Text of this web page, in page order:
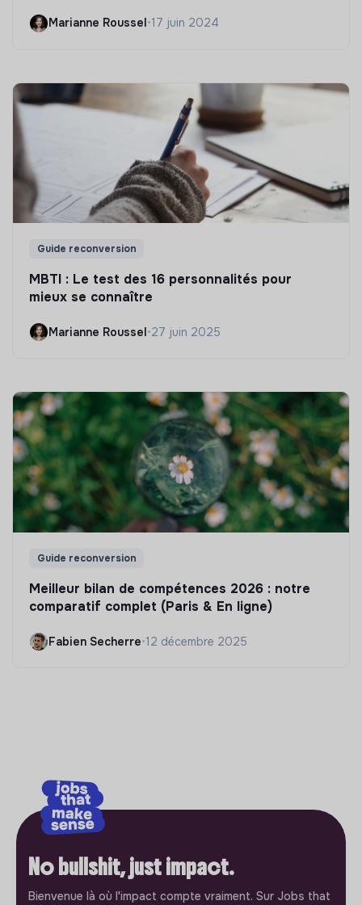
Marianne Roussel •17 juin 2024
Guide reconversion
MBTI : Le test des 16 personnalités pour
mieux se connaître
Marianne Roussel•27 juin 2025
Guide reconversion
Meilleur bilan de compétences 2026 : notre
comparatif complet (Paris & En ligne)
Fabien Secherre•12 décembre 2025
No bullshit, just impact.
Bienvenue là où l'impact compte vraiment. Sur Jobs that